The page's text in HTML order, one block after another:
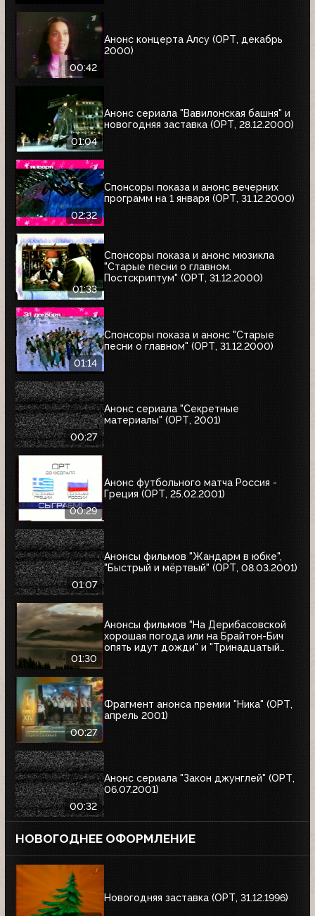
00:42
Анонс концерта Алсу (ОРТ, декабрь
2000)
01:04
Анонс сериала "Вавилонская башня" и
новогодняя заставка (ОРТ, 28.12.2000)
02:32
Спонсоры показа и анонс вечерних
программ на 1 января (ОРТ, 31.12.2000)
01:33
Спонсоры показа и анонс мюзикла
"Старые песни о главном.
Постскриптум" (ОРТ, 31.12.2000)
01:14
Спонсоры показа и анонс "Старые
песни о главном" (ОРТ, 31.12.2000)
00:27
Анонс сериала "Секретные
материалы" (ОРТ, 2001)
00:29
Анонс футбольного матча Россия -
Греция (ОРТ, 25.02.2001)
01:07
Анонсы фильмов "Жандарм в юбке",
"Быстрый и мёртвый" (ОРТ, 08.03.2001)
01:30
Анонсы фильмов "На Дерибасовской
хорошая погода или на Брайтон-Бич
опять идут дожди" и "Тринадцатый
00:27
Фрагмент анонса премии "Ника" (ОРТ,
апрель 2001)
00:32
Анонс сериала "Закон джунглей" (ОРТ,
06.07.2001)
НОВОГОДНЕЕ ОФОРМЛЕНИЕ
Новогодняя заставка (ОРТ, 31.12.1996)